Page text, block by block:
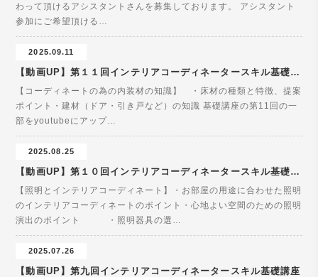
わって頂けるアシスタントさんを募集しております。 アシスタント
参加にご希望頂ける…
2025.09.11
【動画UP】第１１回インテリアコーディネータースキル基礎講座
【コーディネートの為の内装材の知識】 ・床材の種類と特徴、提案
ポイント・建材（ドア・引き戸など）の知識 基礎講座の第11回の一
部をyoutubeにアップ…
2025.08.25
【動画UP】第１０回インテリアコーディネータースキル基礎講座
【照明とインテリアコーディネート】・お部屋の用途に合わせた照明
のインテリアコーディネートのポイント・心地よい空間のための照明
演出のポイント ・照明器具の選…
2025.07.26
【動画UP】第九回インテリアコーディネータースキル基礎講座